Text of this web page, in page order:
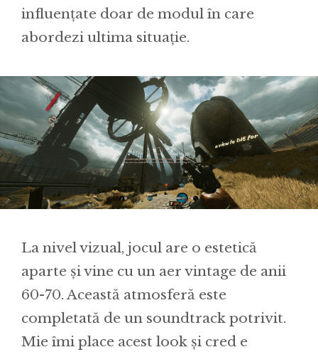
influențate doar de modul în care
abordezi ultima situație.
La nivel vizual, jocul are o estetică
aparte și vine cu un aer vintage de anii
60-70. Această atmosferă este
completată de un soundtrack potrivit.
Mie îmi place acest look și cred e